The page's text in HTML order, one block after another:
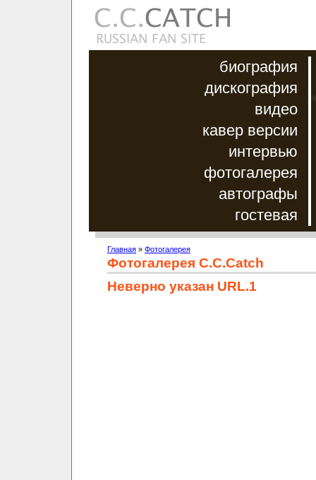
биография
дискография
видео
кавер версии
интервью
фотогалерея
автографы
гостевая
Главная » Фотогалерея
Фотогалерея C.C.Catch
Неверно указан URL.1